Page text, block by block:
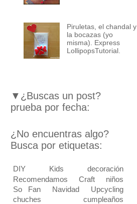
Piruletas, el chandal y
la bocazas (yo
misma). Express
LollipopsTutorial.
▼¿Buscas un post?
prueba por fecha:
¿No encuentras algo?
Busca por etiquetas:
DIY Kids
decoración
Recomendamos
Craft
niños
So Fan
Navidad
Upcycling
chuches
cumpleaños